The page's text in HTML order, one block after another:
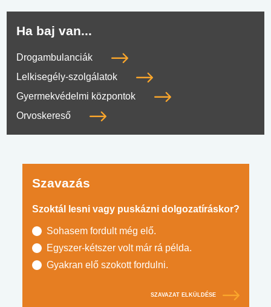
Ha baj van...
Drogambulanciák
Lelkisegély-szolgálatok
Gyermekvédelmi központok
Orvoskereső
Szavazás
Szoktál lesni vagy puskázni dolgozatíráskor?
Sohasem fordult még elő.
Egyszer-kétszer volt már rá példa.
Gyakran elő szokott fordulni.
SZAVAZAT ELKÜLDÉSE